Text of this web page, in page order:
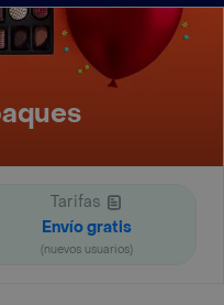
Tarifas
Envío gratis
(nuevos usuarios)